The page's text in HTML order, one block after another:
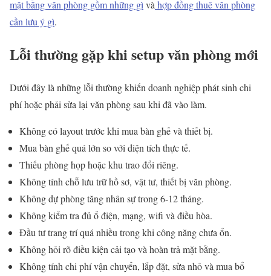
mặt bằng văn phòng gồm những gì và hợp đồng thuê văn phòng
cần lưu ý gì.
Lỗi thường gặp khi setup văn phòng mới
Dưới đây là những lỗi thường khiến doanh nghiệp phát sinh chi
phí hoặc phải sửa lại văn phòng sau khi đã vào làm.
Không có layout trước khi mua bàn ghế và thiết bị.
Mua bàn ghế quá lớn so với diện tích thực tế.
Thiếu phòng họp hoặc khu trao đổi riêng.
Không tính chỗ lưu trữ hồ sơ, vật tư, thiết bị văn phòng.
Không dự phòng tăng nhân sự trong 6-12 tháng.
Không kiểm tra đủ ổ điện, mạng, wifi và điều hòa.
Đầu tư trang trí quá nhiều trong khi công năng chưa ổn.
Không hỏi rõ điều kiện cải tạo và hoàn trả mặt bằng.
Không tính chi phí vận chuyển, lắp đặt, sửa nhỏ và mua bổ